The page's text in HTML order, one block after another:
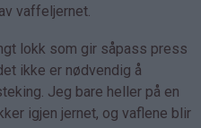
vaffeljernet.
lokk som gir såpass press
ikke er nødvendig å
Jeg bare heller på en
igjen jernet, og vaflene blir